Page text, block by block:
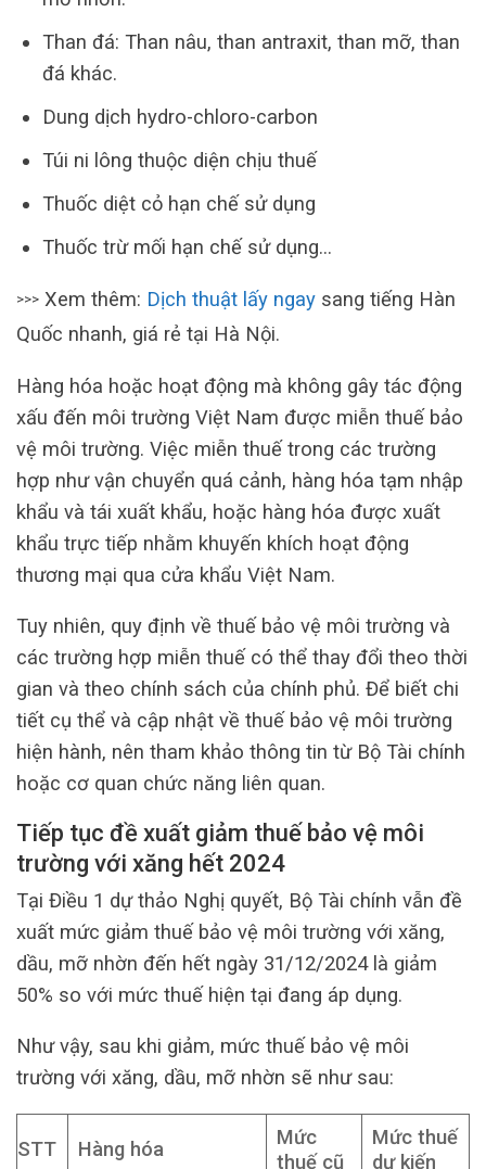
Than đá: Than nâu, than antraxit, than mỡ, than
đá khác.
Dung dịch hydro-chloro-carbon
Túi ni lông thuộc diện chịu thuế
Thuốc diệt cỏ hạn chế sử dụng
Thuốc trừ mối hạn chế sử dụng…
>>> Xem thêm: Dịch thuật lấy ngay sang tiếng Hàn
Quốc nhanh, giá rẻ tại Hà Nội.
Hàng hóa hoặc hoạt động mà không gây tác động
xấu đến môi trường Việt Nam được miễn thuế bảo
vệ môi trường. Việc miễn thuế trong các trường
hợp như vận chuyển quá cảnh, hàng hóa tạm nhập
khẩu và tái xuất khẩu, hoặc hàng hóa được xuất
khẩu trực tiếp nhằm khuyến khích hoạt động
thương mại qua cửa khẩu Việt Nam.
Tuy nhiên, quy định về thuế bảo vệ môi trường và
các trường hợp miễn thuế có thể thay đổi theo thời
gian và theo chính sách của chính phủ. Để biết chi
tiết cụ thể và cập nhật về thuế bảo vệ môi trường
hiện hành, nên tham khảo thông tin từ Bộ Tài chính
hoặc cơ quan chức năng liên quan.
Tiếp tục đề xuất giảm thuế bảo vệ môi
trường với xăng hết 2024
Tại Điều 1 dự thảo Nghị quyết, Bộ Tài chính vẫn đề
xuất mức giảm thuế bảo vệ môi trường với xăng,
dầu, mỡ nhờn đến hết ngày 31/12/2024 là giảm
50% so với mức thuế hiện tại đang áp dụng.
Như vậy, sau khi giảm, mức thuế bảo vệ môi
trường với xăng, dầu, mỡ nhờn sẽ như sau:
STT Hàng hóa
Mức
thuế cũ
Mức thuế
dự kiến